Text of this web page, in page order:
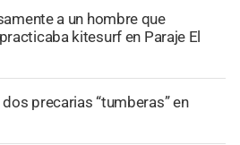
a un hombre que
kitesurf en Paraje El
precarias “tumberas” en